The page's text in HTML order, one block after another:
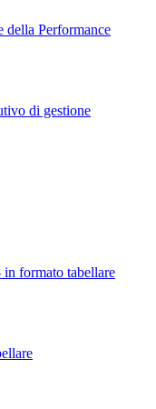
della Performance
di gestione
formato tabellare